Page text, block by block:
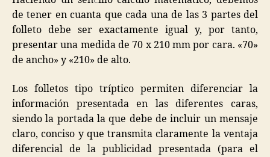
de tener en cuanta que cada una de las 3 partes del
folleto debe ser exactamente igual y, por tanto,
presentar una medida de 70 x 210 mm por cara. «70»
de ancho» y «210» de alto.
Los folletos tipo tríptico permiten diferenciar la
información presentada en las diferentes caras,
siendo la portada la que debe de incluir un mensaje
claro, conciso y que transmita claramente la ventaja
diferencial de la publicidad presentada (para el